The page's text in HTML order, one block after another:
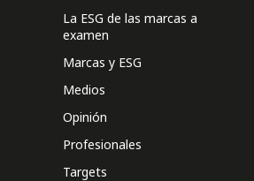
La ESG de las marcas a
examen
Marcas y ESG
Medios
Opinión
Profesionales
Targets